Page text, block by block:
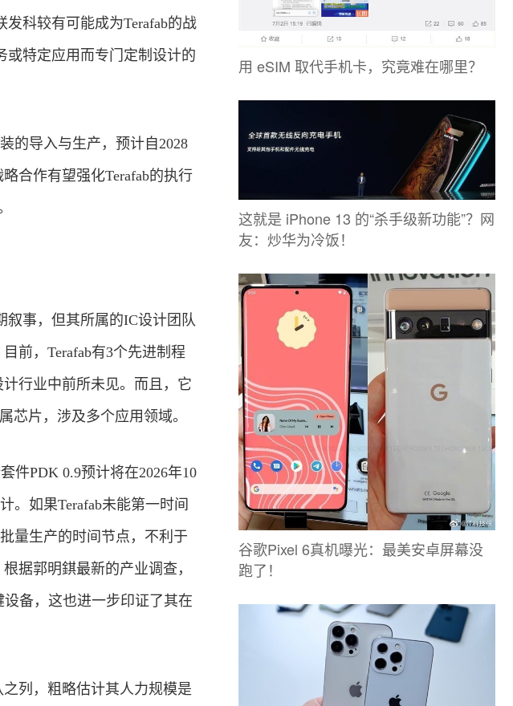
科较有可能成为Terafab的战
或特定应用而专门定制设计的
的导入与生产，预计自2028
合作有望强化Terafab的执行
叙事，但其所属的IC设计团队
前，Terafab有3个先进制程
行业中前所未见。而且，它
芯片，涉及多个应用领域。
件PDK 0.9预计将在2026年10
。如果Terafab未能第一时间
量生产的时间节点，不利于
据郭明錤最新的产业调查，
备，这也进一步印证了其在
列，粗略估计其人力规模是
用 eSIM 取代手机卡，究竟难在哪里？
这就是 iPhone 13 的“杀手级新功能”？网
友：炒华为冷饭！
谷歌Pixel 6真机曝光：最美安卓屏幕没
跑了！